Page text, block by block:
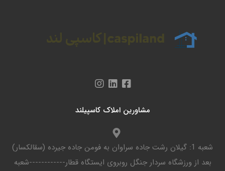
مشاورین املاک کاسپیلند
شعبه 1: گیلان رشت جاده سراوان به فومن جاده جیرده (سقالکسار)
بعد از ورزشگاه سردار جنگل روبروی ایستگاه قطار------------شعبه